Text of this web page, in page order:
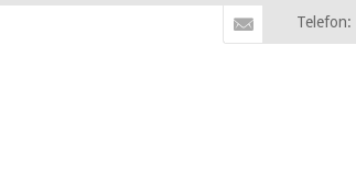
Telefon: